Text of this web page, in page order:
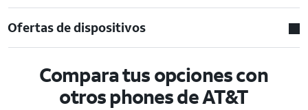
Ofertas de dispositivos
Compara tus opciones con
otros phones de AT&T